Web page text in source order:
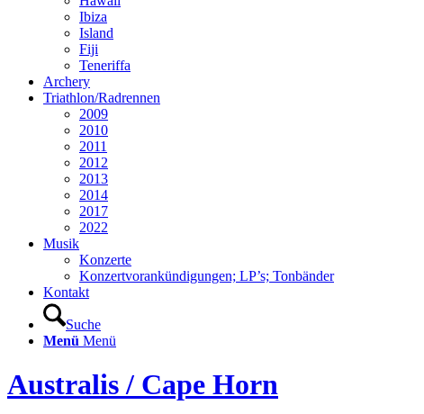
Ibiza
Island
Fiji
Teneriffa
Archery
Triathlon/Radrennen
2009
2010
2011
2012
2013
2014
2017
2022
Musik
Konzerte
Konzertvorankündigungen; LP’s; Tonbänder
Kontakt
Suche
Menü Menü
Australis / Cape Horn